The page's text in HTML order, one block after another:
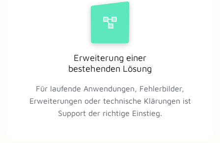
Erweiterung einer
bestehenden Lösung
Für laufende Anwendungen, Fehlerbilder,
Erweiterungen oder technische Klärungen ist
Support der richtige Einstieg.